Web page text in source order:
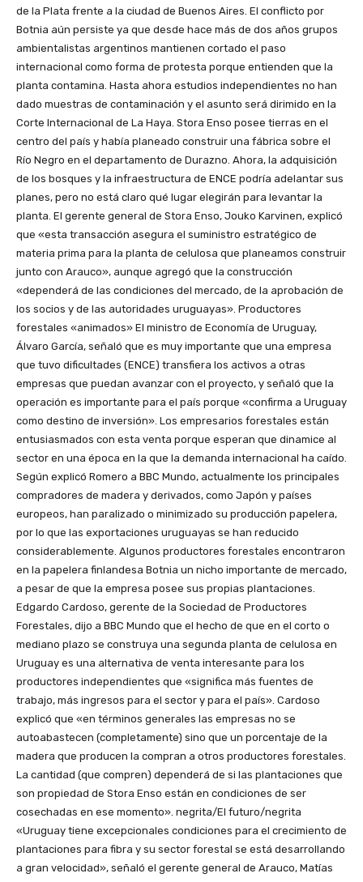
de la Plata frente a la ciudad de Buenos Aires. El conflicto por
Botnia aún persiste ya que desde hace más de dos años grupos
ambientalistas argentinos mantienen cortado el paso
internacional como forma de protesta porque entienden que la
planta contamina. Hasta ahora estudios independientes no han
dado muestras de contaminación y el asunto será dirimido en la
Corte Internacional de La Haya. Stora Enso posee tierras en el
centro del país y había planeado construir una fábrica sobre el
Río Negro en el departamento de Durazno. Ahora, la adquisición
de los bosques y la infraestructura de ENCE podría adelantar sus
planes, pero no está claro qué lugar elegirán para levantar la
planta. El gerente general de Stora Enso, Jouko Karvinen, explicó
que «esta transacción asegura el suministro estratégico de
materia prima para la planta de celulosa que planeamos construir
junto con Arauco», aunque agregó que la construcción
«dependerá de las condiciones del mercado, de la aprobación de
los socios y de las autoridades uruguayas». Productores
forestales «animados» El ministro de Economía de Uruguay,
Álvaro García, señaló que es muy importante que una empresa
que tuvo dificultades (ENCE) transfiera los activos a otras
empresas que puedan avanzar con el proyecto, y señaló que la
operación es importante para el país porque «confirma a Uruguay
como destino de inversión». Los empresarios forestales están
entusiasmados con esta venta porque esperan que dinamice al
sector en una época en la que la demanda internacional ha caído.
Según explicó Romero a BBC Mundo, actualmente los principales
compradores de madera y derivados, como Japón y países
europeos, han paralizado o minimizado su producción papelera,
por lo que las exportaciones uruguayas se han reducido
considerablemente. Algunos productores forestales encontraron
en la papelera finlandesa Botnia un nicho importante de mercado,
a pesar de que la empresa posee sus propias plantaciones.
Edgardo Cardoso, gerente de la Sociedad de Productores
Forestales, dijo a BBC Mundo que el hecho de que en el corto o
mediano plazo se construya una segunda planta de celulosa en
Uruguay es una alternativa de venta interesante para los
productores independientes que «significa más fuentes de
trabajo, más ingresos para el sector y para el país». Cardoso
explicó que «en términos generales las empresas no se
autoabastecen (completamente) sino que un porcentaje de la
madera que producen la compran a otros productores forestales.
La cantidad (que compren) dependerá de si las plantaciones que
son propiedad de Stora Enso están en condiciones de ser
cosechadas en ese momento». negrita/El futuro/negrita
«Uruguay tiene excepcionales condiciones para el crecimiento de
plantaciones para fibra y su sector forestal se está desarrollando
a gran velocidad», señaló el gerente general de Arauco, Matías